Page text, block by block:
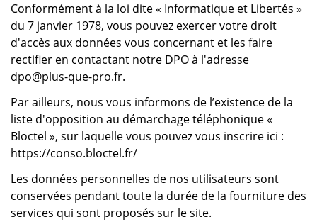
Conformément à la loi dite « Informatique et Libertés »
du 7 janvier 1978, vous pouvez exercer votre droit
d'accès aux données vous concernant et les faire
rectifier en contactant notre DPO à l'adresse
dpo@plus-que-pro.fr.
Par ailleurs, nous vous informons de l’existence de la
liste d'opposition au démarchage téléphonique «
Bloctel », sur laquelle vous pouvez vous inscrire ici :
https://conso.bloctel.fr/
Les données personnelles de nos utilisateurs sont
conservées pendant toute la durée de la fourniture des
services qui sont proposés sur le site.